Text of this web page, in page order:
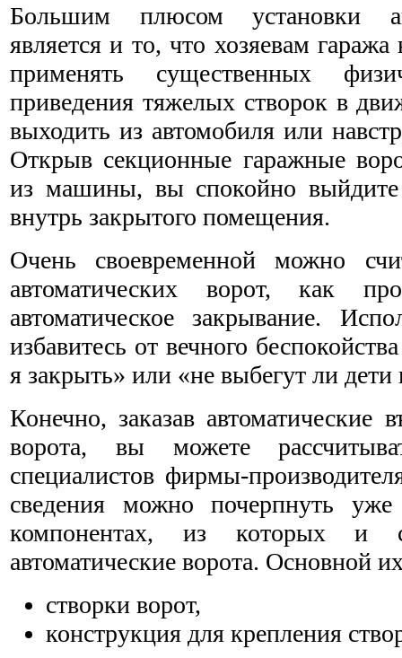
Большим плюсом установки
является и то, что хозяевам
применять существенных
приведения тяжелых створок в
выходить из автомобиля или
Открыв секционные гаражные
из машины, вы спокойно выйдите
внутрь закрытого помещения.
Очень своевременной можно
автоматических ворот, как
автоматическое закрывание.
избавитесь от вечного
я закрыть» или «не выбегут ли
Конечно, заказав автоматические
ворота, вы можете
специалистов фирмы-
сведения можно почерпнуть
компонентах, из которых и
автоматические ворота. Основной
створки ворот,
конструкция для крепления